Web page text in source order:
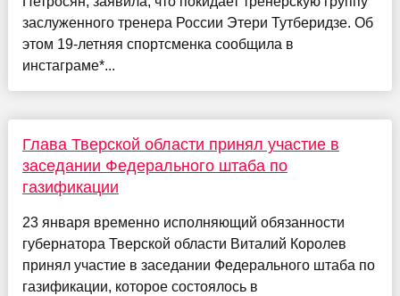
заслуженного тренера России Этери Тутберидзе. Об
этом 19-летняя спортсменка сообщила в
инстаграме*...
Глава Тверской области принял участие в
заседании Федерального штаба по
газификации
23 января временно исполняющий обязанности
губернатора Тверской области Виталий Королев
принял участие в заседании Федерального штаба по
газификации, которое состоялось в